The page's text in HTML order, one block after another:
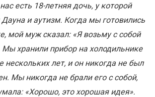
есть 18-летняя дочь, у которой
и аутизм. Когда мы готовились
мой муж сказал: «Я возьму с собой
Мы хранили прибор на холодильнике
нескольких лет, и он никогда не был
Мы никогда не брали его с собой,
«Хорошо, это хорошая идея».